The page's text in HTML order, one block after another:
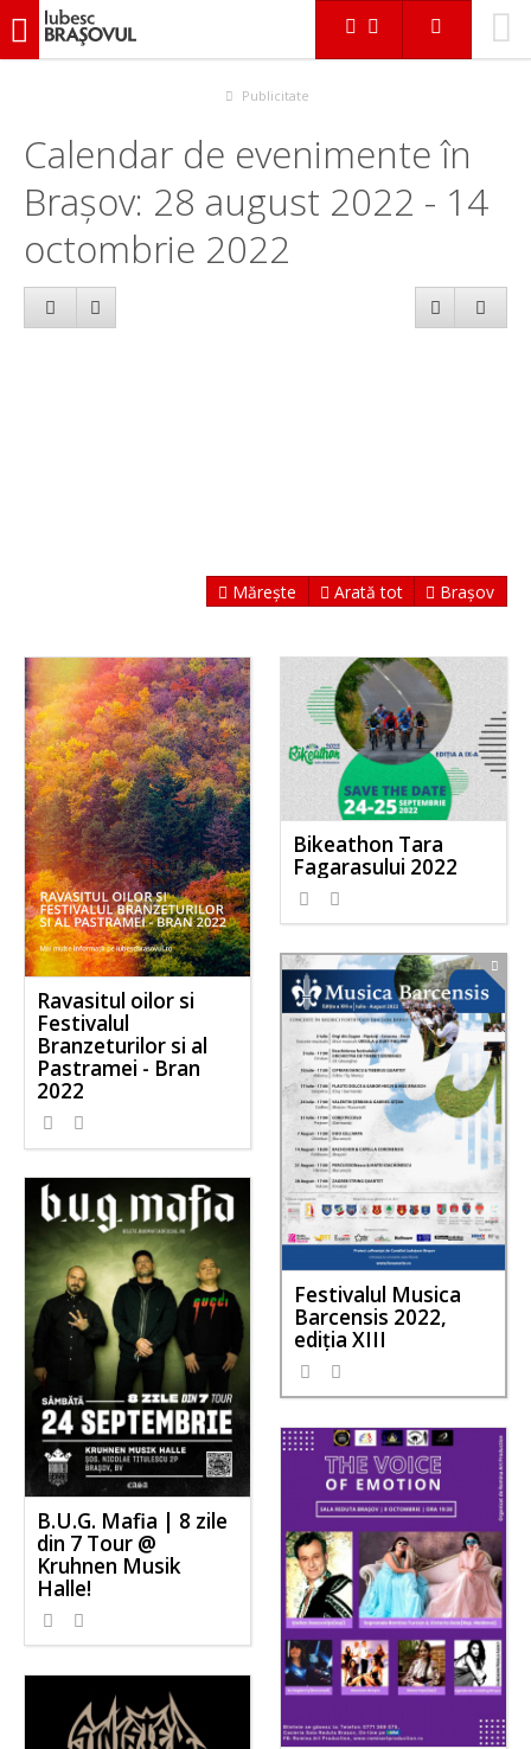
iubescbraşovul.ro
Publicitate
Calendar de evenimente în
Brașov: 28 august 2022 - 14
octombrie 2022
Mărește Arată tot Brașov
Ravasitul oilor si
Festivalul
Branzeturilor si al
Pastramei - Bran
2022
Bikeathon Tara
Fagarasului 2022
Festivalul Musica
Barcensis 2022,
ediţia XIII
B.U.G. Mafia | 8 zile
din 7 Tour @
Kruhnen Musik
Halle!